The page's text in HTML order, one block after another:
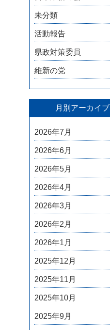
未分類
活動報告
県政対策委員
維新の党
月別アーカイブ
2026年7月
2026年6月
2026年5月
2026年4月
2026年3月
2026年2月
2026年1月
2025年12月
2025年11月
2025年10月
2025年9月